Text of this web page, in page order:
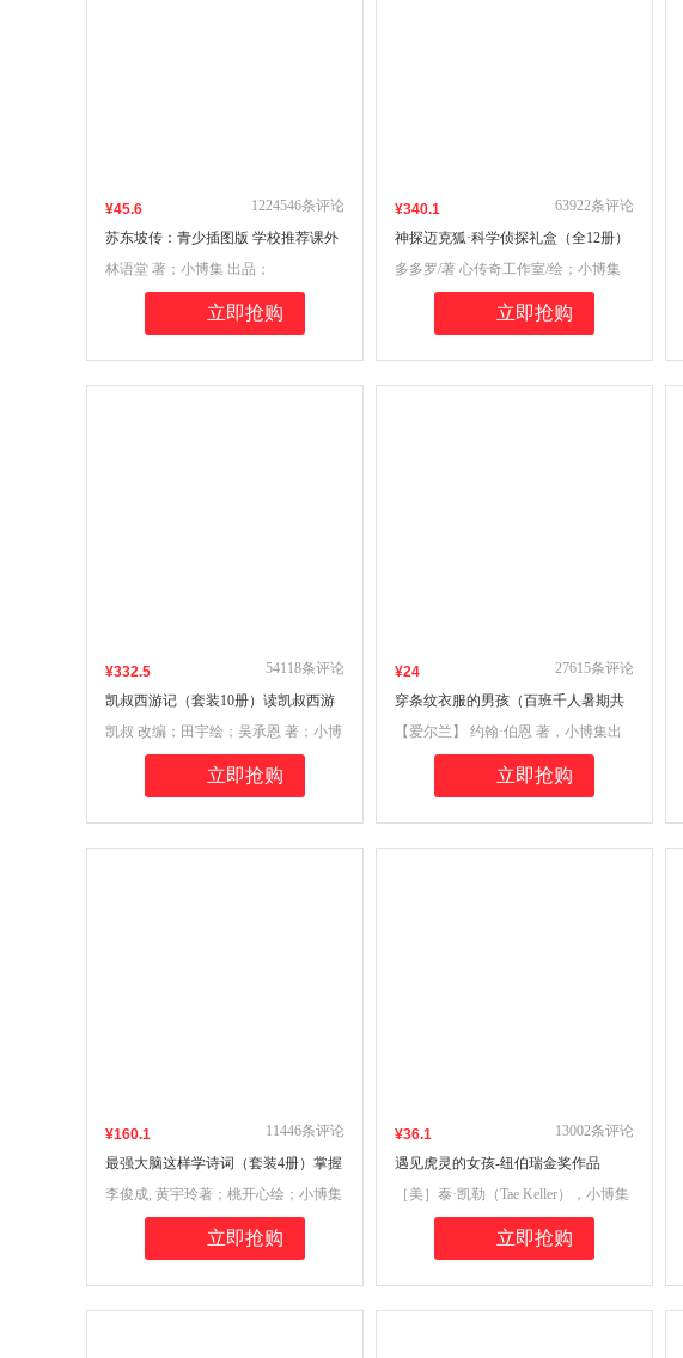
¥45.6
苏东坡传：青少插图版 学校推荐课外
阅读 一代国学大师林语堂带你品读诗
词书画
1224546条评论
林语堂 著；小博集 出品；
立即抢购
¥340.1
神探迈克狐·科学侦探礼盒（全12册）
附赠海报，明信片，侦探手账；千面
怪盗篇+侦探大赛篇合辑，中国优质原
创作者多多罗少儿互动科学侦探故事
63922条评论
多多罗/著 心传奇工作室/绘；小博集
立即抢购
¥332.5
凯叔西游记（套装10册）读凯叔西游
记，做自己的取经人
54118条评论
凯叔 改编；田宇绘；吴承恩 著；小博
集 出品
立即抢购
¥24
穿条纹衣服的男孩（百班千人暑期共
读图书）
27615条评论
【爱尔兰】 约翰·伯恩 著，小博集出
立即抢购
¥160.1
最强大脑这样学诗词（套装4册）掌握
科学记忆法，快速吃透小学古诗词
11446条评论
李俊成, 黄宇玲著；桃开心绘；小博集
立即抢购
¥36.1
遇见虎灵的女孩-纽伯瑞金奖作品
（2022百班千人暑期书单 五年级推荐
阅读）
13002条评论
［美］泰·凯勒（Tae Keller），小博集
立即抢购